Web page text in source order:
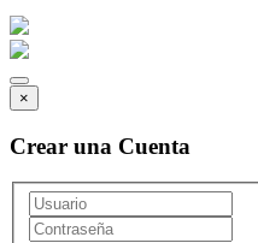
×
Crear una Cuenta